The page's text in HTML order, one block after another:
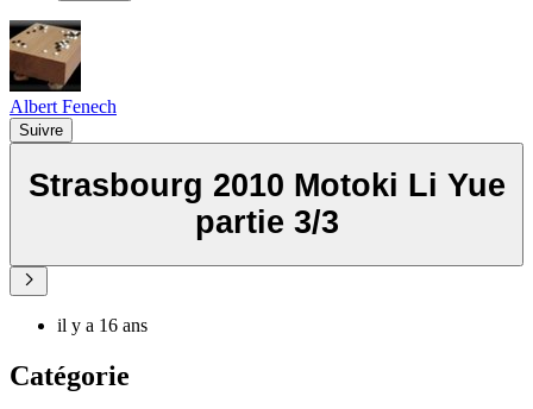
Albert Fenech
Suivre
Strasbourg 2010 Motoki Li Yue
partie 3/3
il y a 16 ans
Catégorie